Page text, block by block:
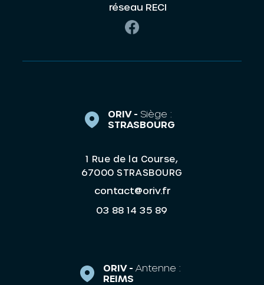
réseau RECI
ORIV - Siège :
STRASBOURG
1 Rue de la Course,
67000 STRASBOURG
contact@oriv.fr
03 88 14 35 89
ORIV - Antenne :
REIMS